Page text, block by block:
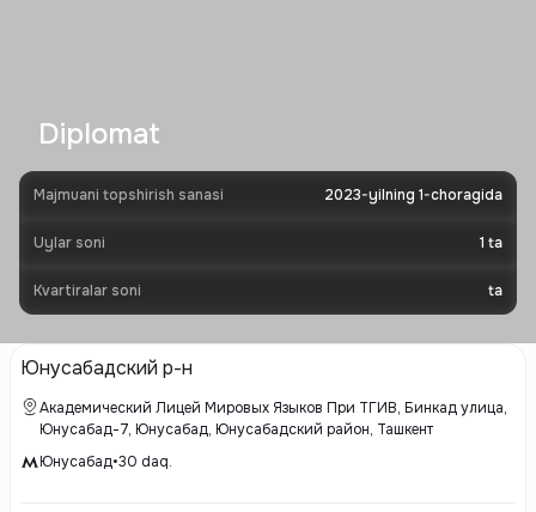
Diplomat
Majmuani topshirish sanasi 2023-yilning 1-choragida
Uylar soni 1 ta
Kvartiralar soni ta
Юнусабадский р-н
Академический Лицей Мировых Языков При ТГИВ, Бинкад улица,
Юнусабад-7, Юнусабад, Юнусабадский район, Ташкент
Юнусабад•30 daq.